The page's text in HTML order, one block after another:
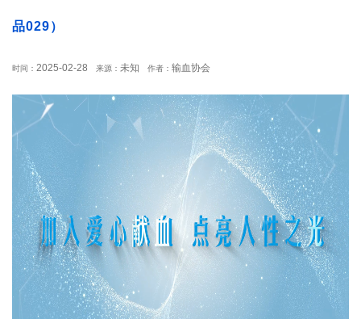
品029）
时间： 2025-02-28 来源： 未知 作者： 输血协会